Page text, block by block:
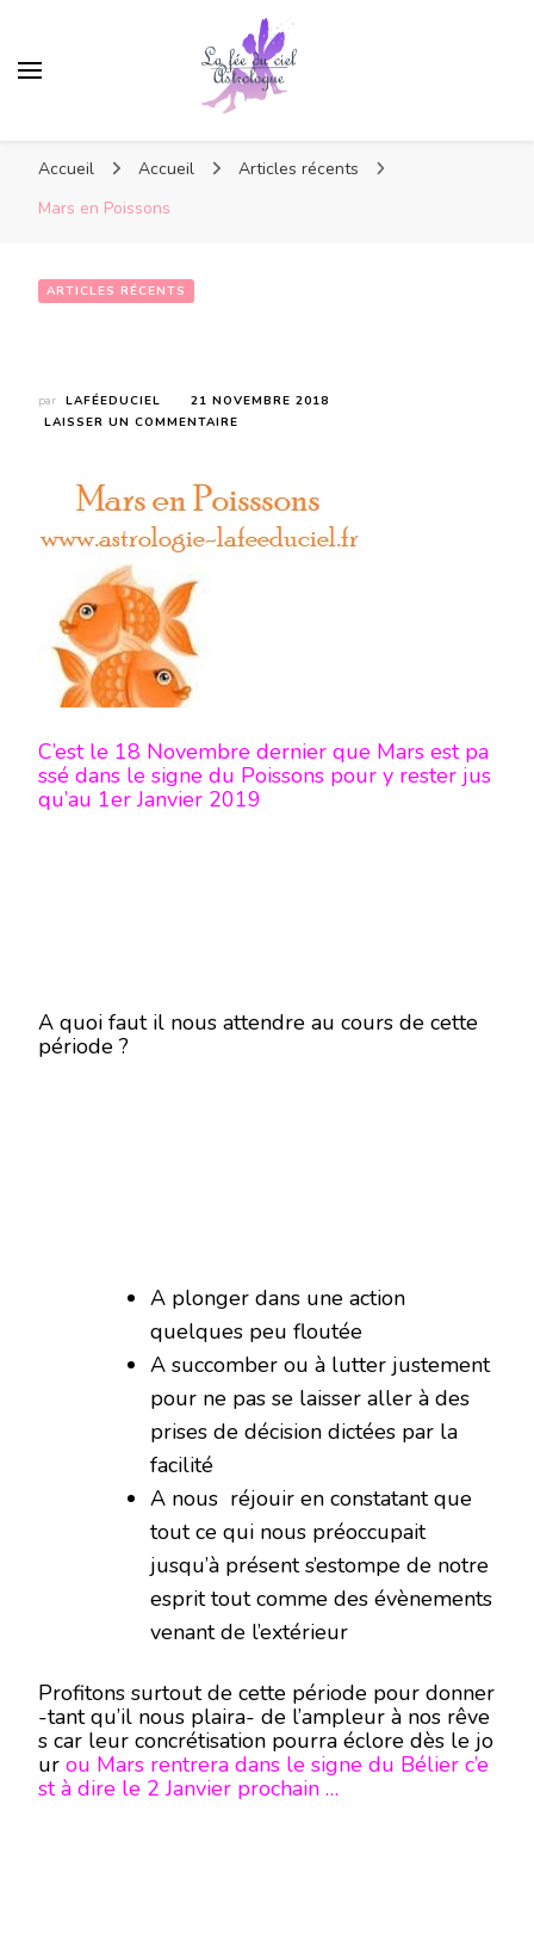
Accueil Accueil
Articles récents
Mars en Poissons
ARTICLES RÉCENTS
par LAFÉEDUCIEL
21 NOVEMBRE 2018
LAISSER UN COMMENTAIRE
C’est le 18 Novembre dernier que Mars est pa
ssé dans le signe du Poissons pour y rester jus
qu’au 1er Janvier 2019
A quoi faut il nous attendre au cours de cette
période ?
A plonger dans une action
quelques peu floutée
A succomber ou à lutter justement
pour ne pas se laisser aller à des
prises de décision dictées par la
facilité
A nous réjouir en constatant que
tout ce qui nous préoccupait
jusqu’à présent s’estompe de notre
esprit tout comme des évènements
venant de l’extérieur
Profitons surtout de cette période pour donner
-tant qu’il nous plaira- de l’ampleur à nos rêve
s car leur concrétisation pourra éclore dès le jo
ur ou Mars rentrera dans le signe du Bélier c’e
st à dire le 2 Janvier prochain …